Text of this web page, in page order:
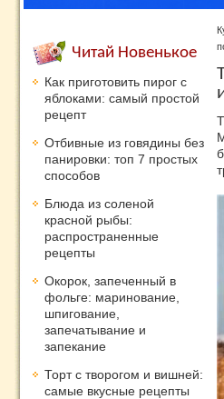
Читай Новенькое
Как приготовить пирог с
яблоками: самый простой
рецепт
Отбивные из говядины без
панировки: топ 7 простых
способов
Блюда из соленой
красной рыбы:
распространенные
рецепты
Окорок, запеченный в
фольге: маринование,
шпигование,
запечатывание и
запекание
Торт с творогом и вишней:
самые вкусные рецепты